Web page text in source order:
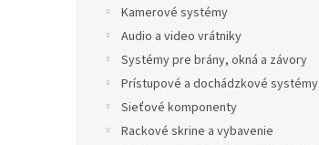
Kamerové systémy
Audio a video vrátniky
Systémy pre brány, okná a závory
Prístupové a dochádzkové systémy
Sieťové komponenty
Rackové skrine a vybavenie